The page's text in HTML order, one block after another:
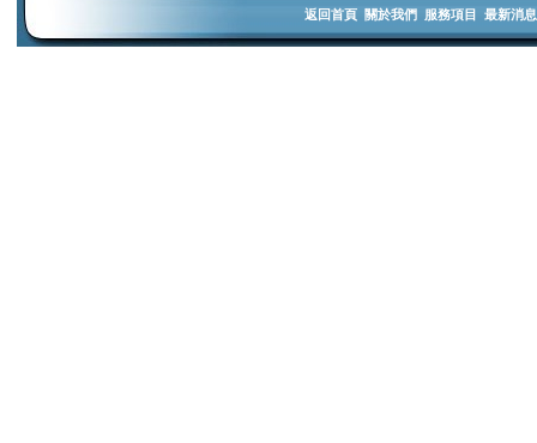
返回首頁 關於我們 服務項目 最新消息